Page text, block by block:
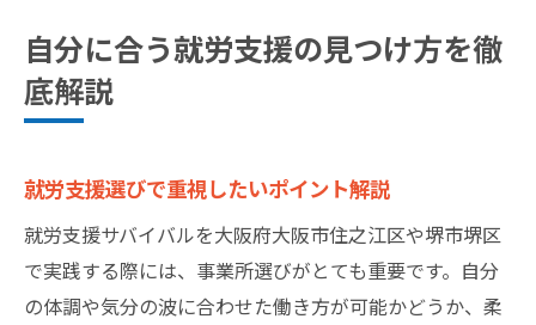
自分に合う就労支援の見つけ方を徹
底解説
就労支援選びで重視したいポイント解説
就労支援サバイバルを大阪府大阪市住之江区や堺市堺区
で実践する際には、事業所選びがとても重要です。自分
の体調や気分の波に合わせた働き方が可能かどうか、柔